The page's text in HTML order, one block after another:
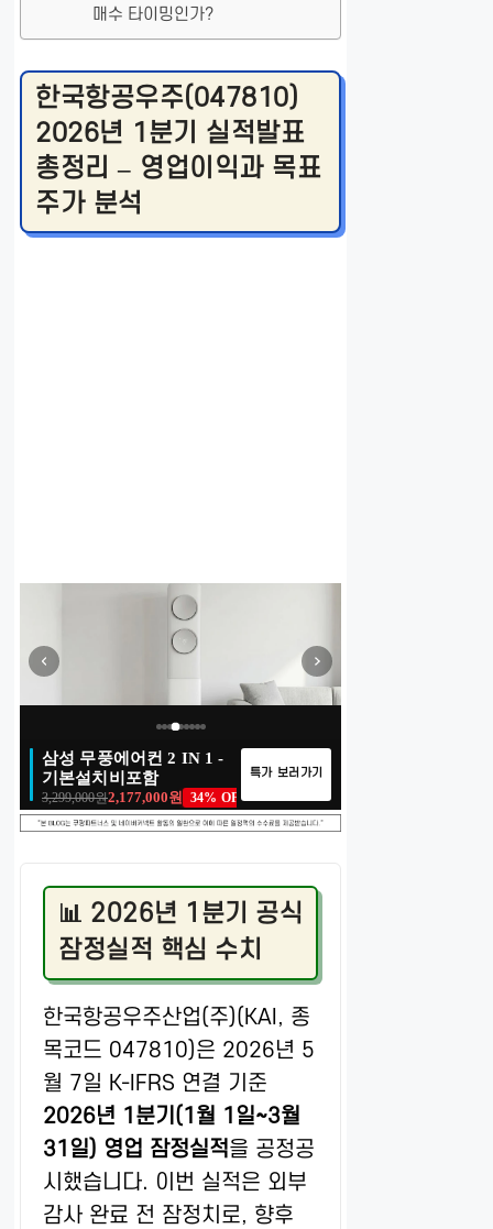
매수 타이밍인가?
한국항공우주(047810)
2026년 1분기 실적발표
총정리 – 영업이익과 목표
주가 분석
00
DAYS
: 09
HRS
: 31
MIN
: 41
00
DAYS
00
HRS
: 00
MIN
: 00
SEC
매일 새로운 특가
00
DAYS
16
HRS
: 31
MIN
: 41
SEC
00
DAYS
09
HRS
: 31
MIN
: 41
SEC
홈리아 미니제습기 2L - 하
루종일 뽀송뽀송
특가 보러가기
98,000원54,900원 44% OFF
📊 2026년 1분기 공식
잠정실적 핵심 수치
한국항공우주산업(주)(KAI, 종
목코드 047810)은 2026년 5
월 7일 K-IFRS 연결 기준
2026년 1분기(1월 1일~3월
31일) 영업 잠정실적을 공정공
시했습니다. 이번 실적은 외부
감사 완료 전 잠정치로, 향후